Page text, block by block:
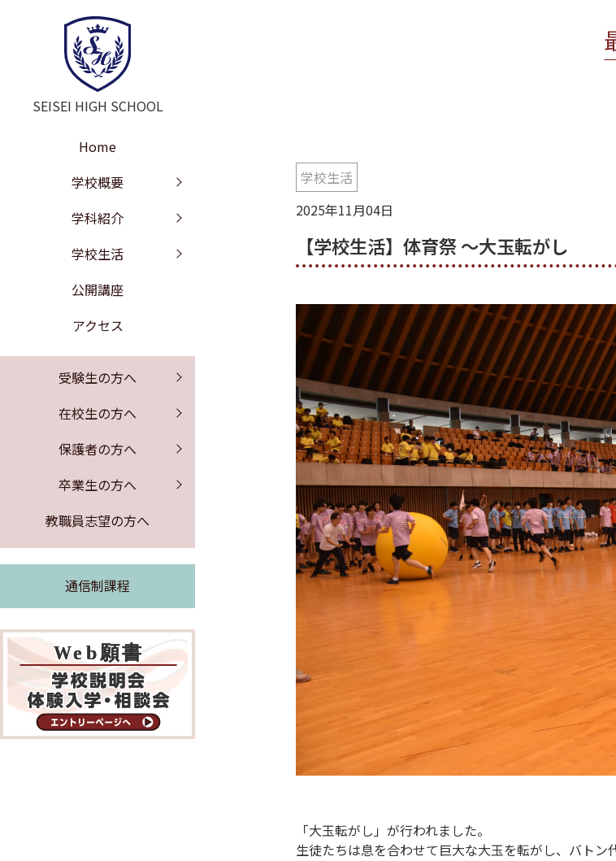
学校生活
2025年11月04日
【学校生活】体育祭 ～大玉転がし
「大玉転がし」が行われました。
生徒たちは息を合わせて巨大な大玉を転がし、バトン
SEISEI HIGH SCHOOL
Home
学校概要
学校長挨拶
教訓・教育目標
学校沿革
学校評価
いじめ防止の基本方針
公開情報
学科紹介
教育の特色
文理探究科
工学探究科
学校生活
年間行事
部活動
進路情報
制服紹介
公開講座
アクセス
受験生の方へ
募集要項
体験入学・学校説明会
よくある質問
在校生の方へ
保健室からのお知らせ
図書館からのお知らせ
求人票の公開
緊急時の対応
証明書の発行
保護者の方へ
PTA行事
事務室より
卒業生の方へ
証明書の発行
同窓会のお知らせ
教職員志望の方へ
通信制課程